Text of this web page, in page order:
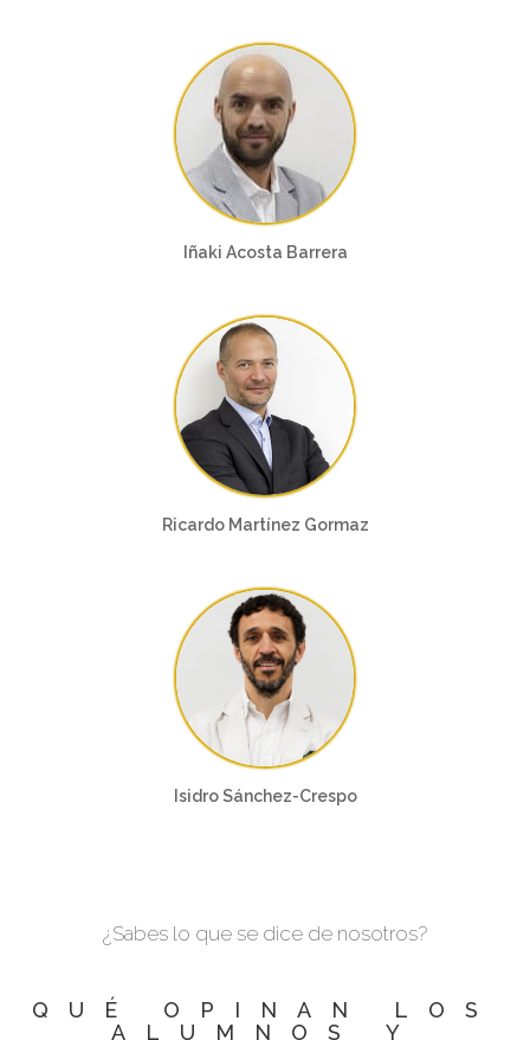
Iñaki Acosta Barrera
Ricardo Martínez Gormaz
Isidro Sánchez-Crespo
¿Sabes lo que se dice de nosotros?
QUÉ OPINAN LOS
ALUMNOS Y